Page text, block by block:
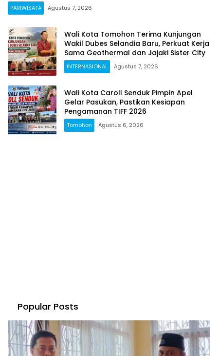
PARIWISATA Agustus 7, 2026
Wali Kota Tomohon Terima Kunjungan
Wakil Dubes Selandia Baru, Perkuat Kerja
Sama Geothermal dan Jajaki Sister City
INTERNASIONAL Agustus 7, 2026
Wali Kota Caroll Senduk Pimpin Apel
Gelar Pasukan, Pastikan Kesiapan
Pengamanan TIFF 2026
Tomohon Agustus 6, 2026
Popular Posts